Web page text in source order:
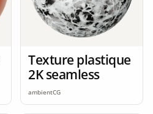
Texture plastique
2K seamless
ambientCG